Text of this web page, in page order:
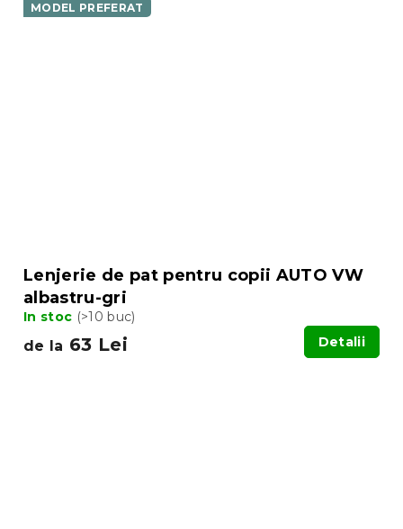
MODEL PREFERAT
Lenjerie de pat pentru copii AUTO VW
albastru-gri
In stoc (>10 buc)
de la 63 Lei Detalii